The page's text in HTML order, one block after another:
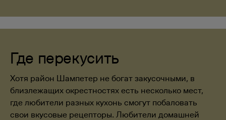
Где перекусить
Хотя район Шампетер не богат закусочными, в
близлежащих окрестностях есть несколько мест,
где любители разных кухонь смогут побаловать
свои вкусовые рецепторы. Любители домашней